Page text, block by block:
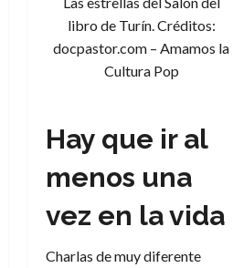
libro de Turín. Créditos:
docpastor.com – Amamos la
Cultura Pop
Hay que ir al
menos una
vez en la vida
Charlas de muy diferente